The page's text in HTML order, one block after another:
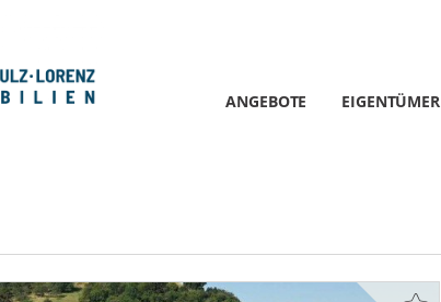
ANGEBOTE EIGENTÜMER